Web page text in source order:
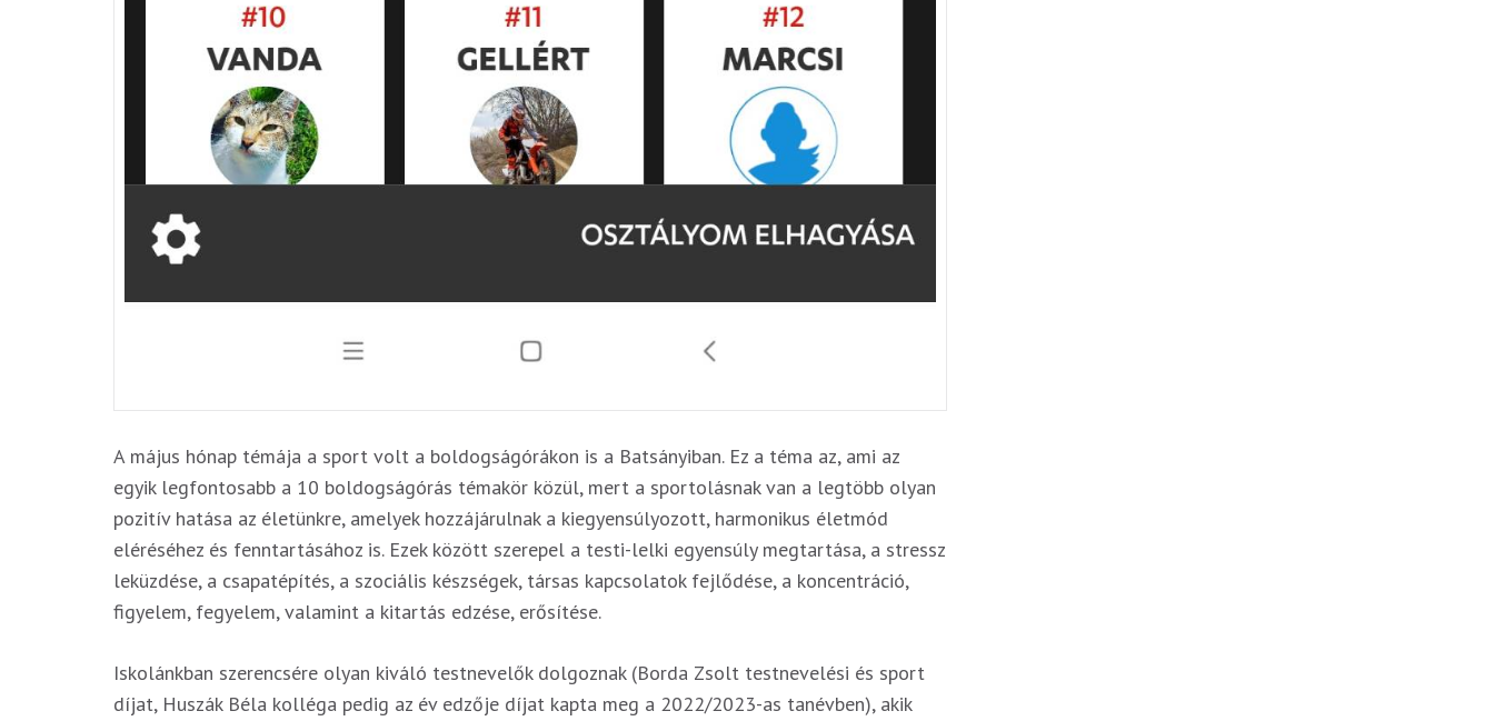
A május hónap témája a sport volt a boldogságórákon is a Batsányiban. Ez a téma az, ami az
egyik legfontosabb a 10 boldogságórás témakör közül, mert a sportolásnak van a legtöbb olyan
pozitív hatása az életünkre, amelyek hozzájárulnak a kiegyensúlyozott, harmonikus életmód
eléréséhez és fenntartásához is. Ezek között szerepel a testi-lelki egyensúly megtartása, a stressz
leküzdése, a csapatépítés, a szociális készségek, társas kapcsolatok fejlődése, a koncentráció,
figyelem, fegyelem, valamint a kitartás edzése, erősítése.
Iskolánkban szerencsére olyan kiváló testnevelők dolgoznak (Borda Zsolt testnevelési és sport
díjat, Huszák Béla kolléga pedig az év edzője díjat kapta meg a 2022/2023-as tanévben), akik